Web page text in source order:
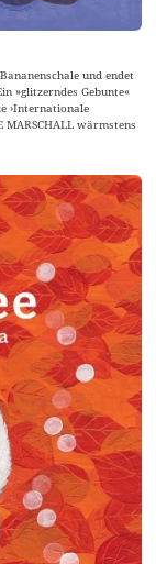
und endet
»glitzerndes Gebunte«
›Internationale
MARSCHALL wärmstens